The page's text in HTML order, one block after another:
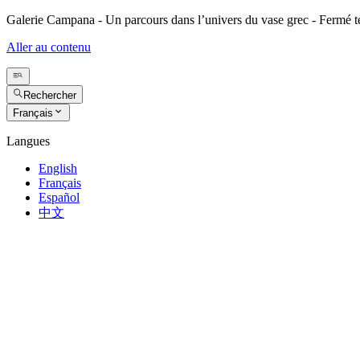
Galerie Campana - Un parcours dans l’univers du vase grec - Fermé
Aller au contenu
Rechercher
Français
Langues
English
Français
Español
中文